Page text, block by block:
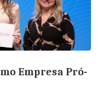
Empresa Pró-